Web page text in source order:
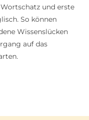
und erste
So können
Wissenslücken
auf das